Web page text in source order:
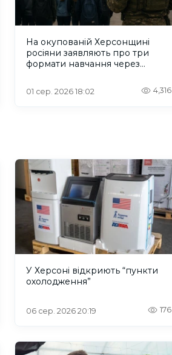
На окупованій Херсонщині
росіяни заявляють про три
формати навчання через
01 сер. 2026 18:02 4,316
У Херсоні відкриють “пункти
охолодження”
06 сер. 2026 20:19 176